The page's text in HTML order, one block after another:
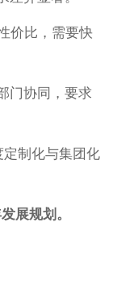
价比，需要快
门协同，要求
制化与集团化
展规划。